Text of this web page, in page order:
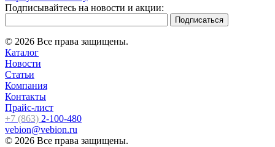
Подписывайтесь на новости и акции:
© 2026 Все права защищены.
Каталог
Новости
Статьи
Компания
Контакты
Прайс-лист
+7 (863) 2-100-480
vebion@vebion.ru
© 2026 Все права защищены.